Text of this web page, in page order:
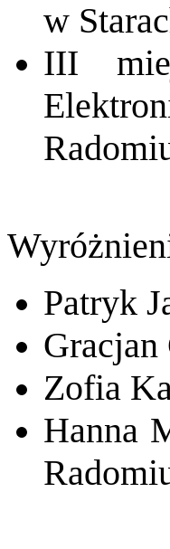
w
III
Patryk
Zofia
Hanna